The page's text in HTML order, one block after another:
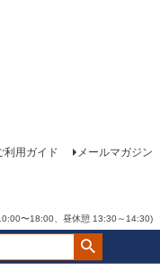
利用ガイド メールマガジン
〜18:00、昼休憩 13:30～14:30)